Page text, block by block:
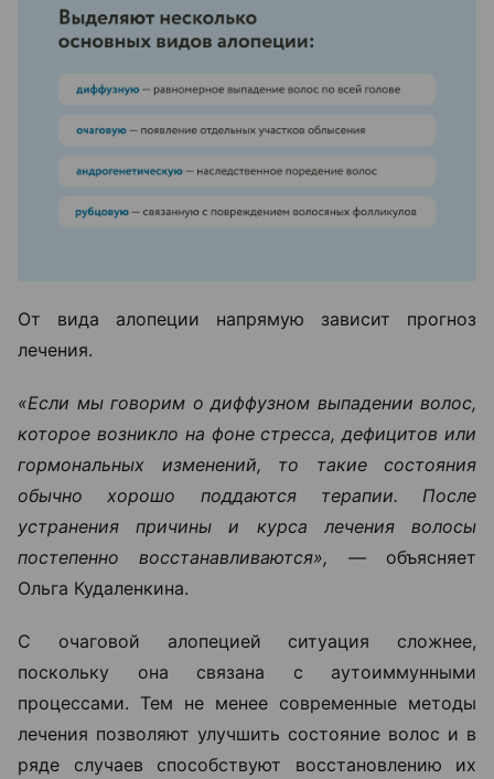
От вида алопеции напрямую зависит прогноз
лечения.
«Если мы говорим о диффузном выпадении волос,
которое возникло на фоне стресса, дефицитов или
гормональных изменений, то такие состояния
обычно хорошо поддаются терапии. После
устранения причины и курса лечения волосы
постепенно восстанавливаются», —объясняет
Ольга Кудаленкина.
С очаговой алопецией ситуация сложнее,
поскольку она связана с аутоиммунными
процессами. Тем не менее современные методы
лечения позволяют улучшить состояние волос и в
ряде случаев способствуют восстановлению их